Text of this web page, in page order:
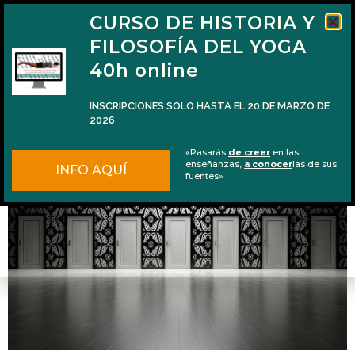
El principio yóguico de relatividad
CURSO DE HISTORIA Y
FILOSOFÍA DEL YOGA
40h online
INSCRIPCIONES SOLO HASTA EL 20 DE MARZO DE
2026
INFO AQUÍ
«Pasarás de creer en las
enseñanzas, a conocerlas de sus
fuentes»